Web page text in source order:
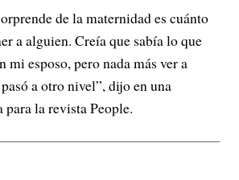
de la maternidad es cuánto
a alguien. Creía que sabía lo que
mi esposo, peronada más ver a
a otro nivel”, dijo en una
la revista People.